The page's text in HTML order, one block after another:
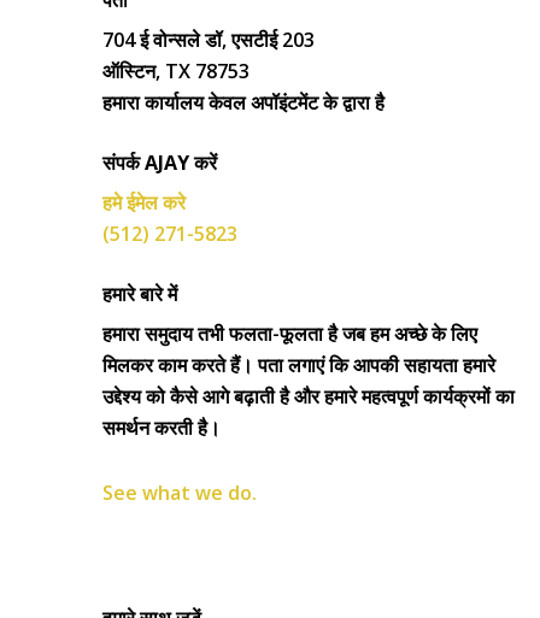
704 ई वोन्सले डॉ, एसटीई 203
ऑस्टिन, TX 78753
हमारा कार्यालय केवल अपॉइंटमेंट के द्वारा है
संपर्क AJAY करें
हमे ईमेल करे
(512) 271-5823
हमारे बारे में
हमारा समुदाय तभी फलता-फूलता है जब हम अच्छे के लिए
मिलकर काम करते हैं। पता लगाएं कि आपकी सहायता हमारे
उद्देश्य को कैसे आगे बढ़ाती है और हमारे महत्वपूर्ण कार्यक्रमों का
समर्थन करती है।
See what we do.